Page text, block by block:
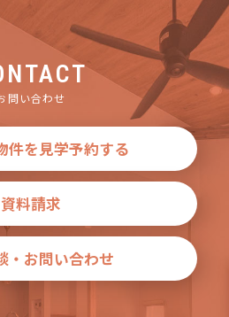
問い合わせ
件を見学予約する
資料請求
・お問い合わせ